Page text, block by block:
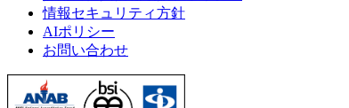
情報セキュリティ方針
AIポリシー
お問い合わせ